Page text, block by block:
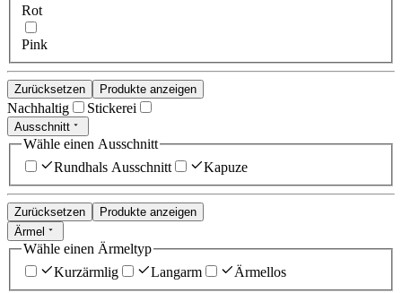
Rot
Pink
Zurücksetzen Produkte anzeigen
Nachhaltig Stickerei
Ausschnitt
Wähle einen Ausschnitt
Rundhals Ausschnitt
Kapuze
Zurücksetzen
Produkte anzeigen
Ärmel
Wähle einen Ärmeltyp
Kurzärmlig
Langarm Ärmellos